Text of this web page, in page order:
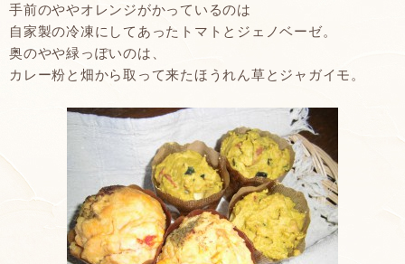
手前のややオレンジがかっているのは
自家製の冷凍にしてあったトマトとジェノベーゼ。
奥のやや緑っぽいのは、
カレー粉と畑から取って来たほうれん草とジャガイモ。